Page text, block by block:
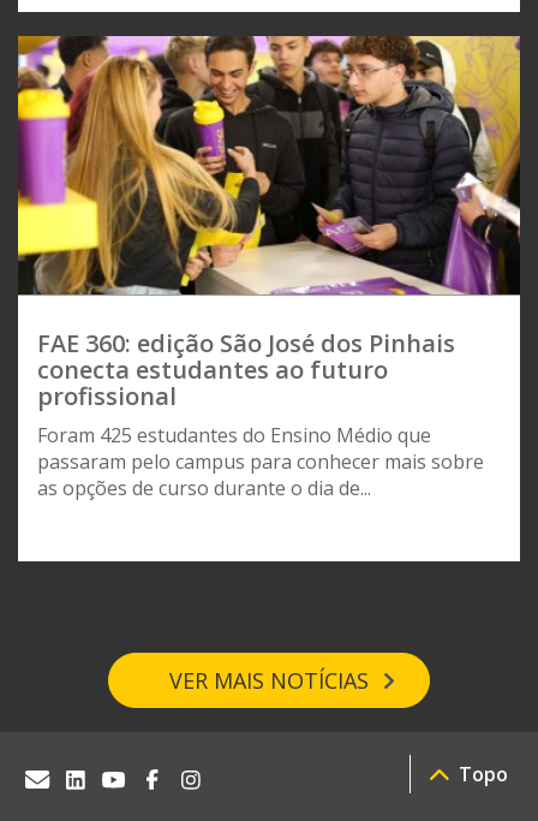
FAE 360: edição São José dos Pinhais
conecta estudantes ao futuro
profissional
Foram 425 estudantes do Ensino Médio que
passaram pelo campus para conhecer mais sobre
as opções de curso durante o dia de...
VER MAIS NOTÍCIAS
Topo